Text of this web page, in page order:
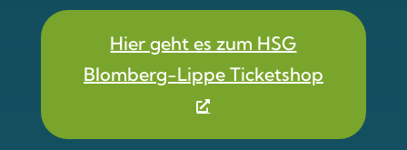
Hier geht es zum HSG
Blomberg-Lippe Ticketshop